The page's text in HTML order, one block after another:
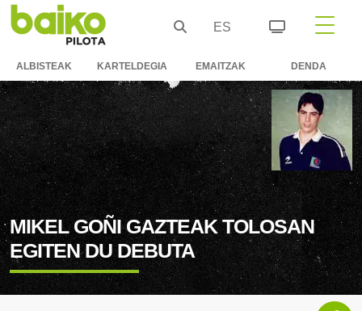
ES
ALBISTEAK KARTELDEGIA EMAITZAK DENDA
MIKEL GOÑI GAZTEAK TOLOSAN
EGITEN DU DEBUTA